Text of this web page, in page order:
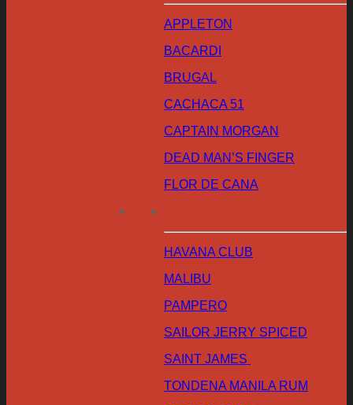
APPLETON
BACARDI
BRUGAL
CACHACA 51
CAPTAIN MORGAN
DEAD MAN’S FINGER
FLOR DE CANA
HAVANA CLUB
MALIBU
PAMPERO
SAILOR JERRY SPICED
SAINT JAMES
TONDENA MANILA RUM